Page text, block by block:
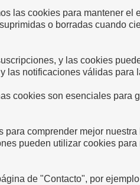
las cookies para mantener
o borradas cuando
y las cookies
las notificaciones válidas para
cookies son esenciales
comprender mejor
pueden utilizar cookies
de "Contacto", por